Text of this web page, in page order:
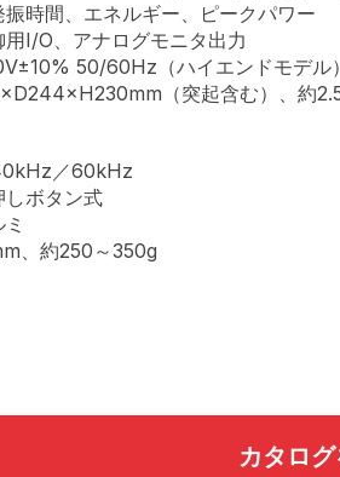
振時間、エネルギー、ピークパワー
用I/O、アナログモニタ出力
50/60Hz（ハイエンドモデ
（突起含む）、約
／60kHz
しボタン式
、約250～350g
カタロ